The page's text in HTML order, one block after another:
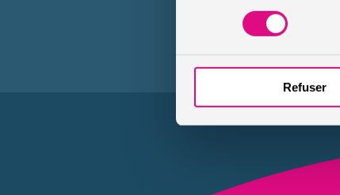
consentement
Refuser